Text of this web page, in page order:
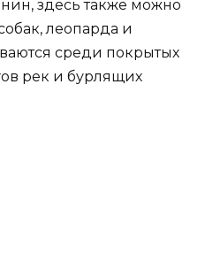
здесь также можно
леопарда и
среди покрытых
рек и бурлящих